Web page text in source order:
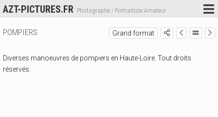
AZT-PICTURES.FR Photographe / Portraitiste Amateur
Grand format
POMPIERS
Diverses manoeuvres de pompiers en Haute-Loire. Tout droits
réservés.